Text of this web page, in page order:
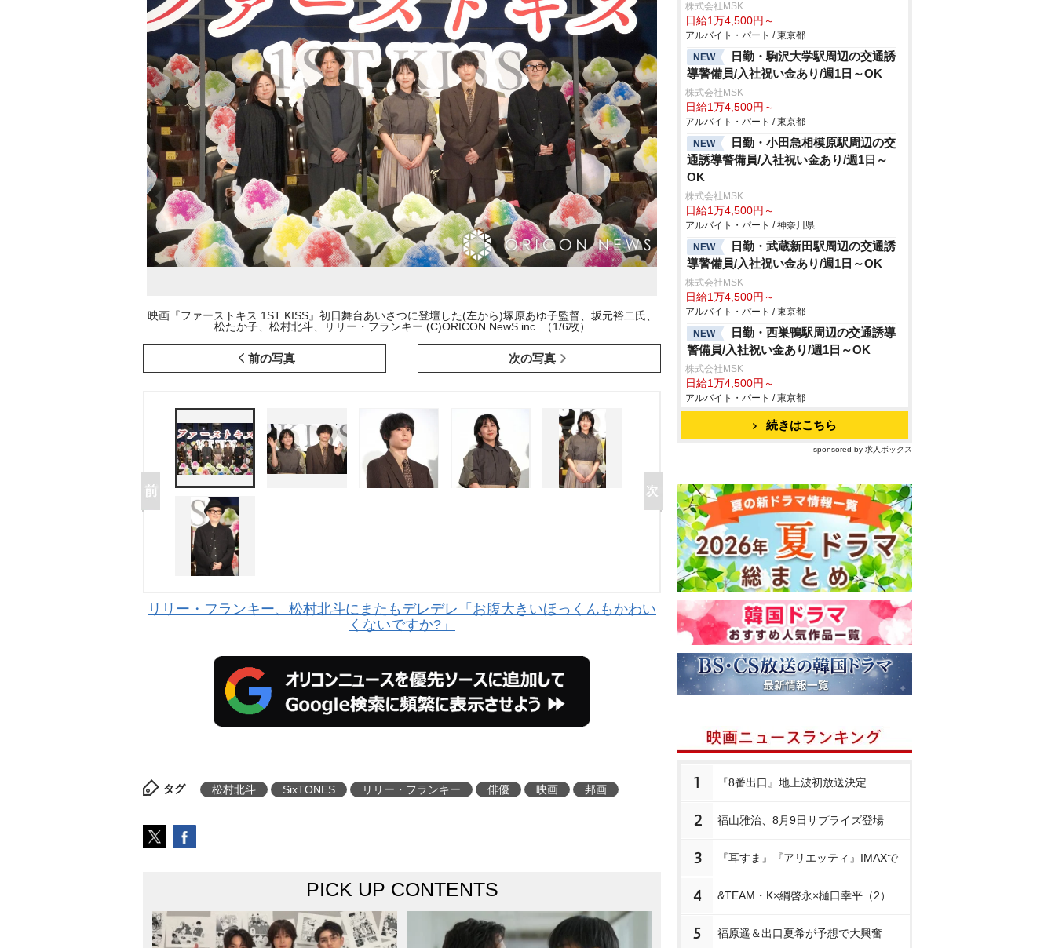
映画『ファーストキス 1ST KISS』初日舞台あいさつに登壇した(左から)塚原あゆ子監督、坂元裕二氏、
松たか子、松村北斗、リリー・フランキー (C)ORICON NewS inc. （1/6枚）
前の写真 次の写真
リリー・フランキー、松村北斗にまたもデレデレ「お腹大きいほっくんもかわい
くないですか?」
タグ 松村北斗 SixTONES リリー・フランキー 俳優 映画 邦画
PICK UP CONTENTS
株式会社MSK
日給1万4,500円～
アルバイト・パート / 東京都
NEW
日勤・駒沢大学駅周辺の交通誘
導警備員/入社祝い金あり/週1日～OK
株式会社MSK
日給1万4,500円～
アルバイト・パート / 東京都
NEW
日勤・小田急相模原駅周辺の交
通誘導警備員/入社祝い金あり/週1日～
OK
株式会社MSK
日給1万4,500円～
アルバイト・パート / 神奈川県
NEW
日勤・武蔵新田駅周辺の交通誘
導警備員/入社祝い金あり/週1日～OK
株式会社MSK
日給1万4,500円～
アルバイト・パート / 東京都
NEW
日勤・西巣鴨駅周辺の交通誘導
警備員/入社祝い金あり/週1日～OK
株式会社MSK
日給1万4,500円～
アルバイト・パート / 東京都
続きはこちら
sponsored by 求人ボックス
1 『8番出口』地上波初放送決定
2 福山雅治、8月9日サプライズ登場
3 『耳すま』『アリエッティ』IMAXで
4 &TEAM・K×綱啓永×樋口幸平（2）
5 福原遥＆出口夏希が予想で大興奮